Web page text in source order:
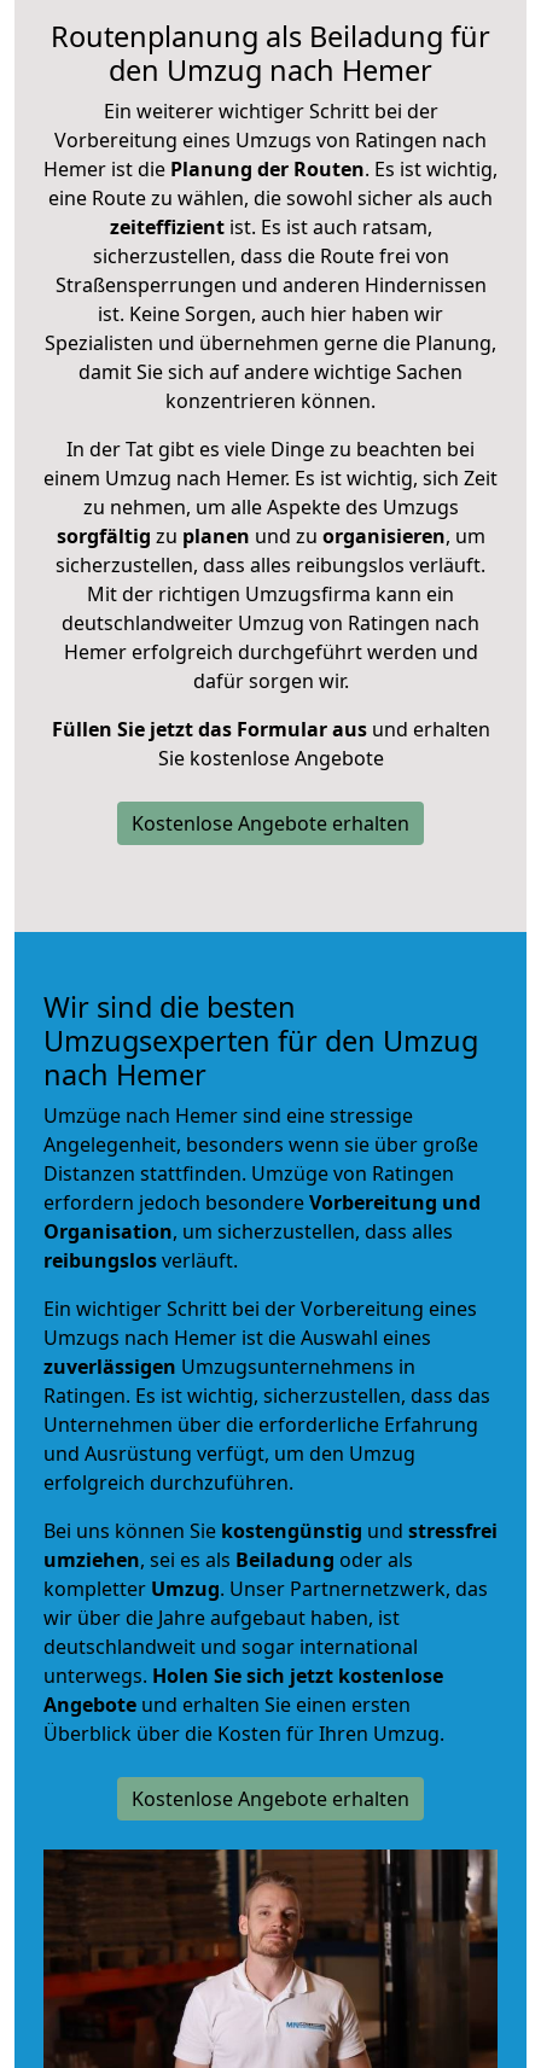
Routenplanung als Beiladung für
den Umzug nach Hemer
Ein weiterer wichtiger Schritt bei der
Vorbereitung eines Umzugs von Ratingen nach
Hemer ist die Planung der Routen. Es ist wichtig,
eine Route zu wählen, die sowohl sicher als auch
zeiteffizientist. Es ist auch ratsam,
sicherzustellen, dass die Route frei von
Straßensperrungen und anderen Hindernissen
ist. Keine Sorgen, auch hier haben wir
Spezialisten und übernehmen gerne die Planung,
damit Sie sich auf andere wichtige Sachen
konzentrieren können.
In der Tat gibt es viele Dinge zu beachten bei
einem Umzug nach Hemer. Es ist wichtig, sich Zeit
zu nehmen, um alle Aspekte des Umzugs
sorgfältig zu planen und zu organisieren, um
sicherzustellen, dass alles reibungslos verläuft.
Mit der richtigen Umzugsfirma kann ein
deutschlandweiter Umzug von Ratingen nach
Hemer erfolgreich durchgeführt werden und
dafür sorgen wir.
Füllen Sie jetzt das Formular ausund erhalten
Sie kostenlose Angebote
Kostenlose Angebote erhalten
Wir sind die besten
Umzugsexperten für den Umzug
nach Hemer
Umzüge nach Hemer sind eine stressige
Angelegenheit, besonders wenn sie über große
Distanzen stattfinden. Umzüge von Ratingen
erfordern jedoch besondereVorbereitung und
Organisation, um sicherzustellen, dass alles
reibungslosverläuft.
Ein wichtiger Schritt bei der Vorbereitung eines
Umzugs nach Hemer ist die Auswahl eines
zuverlässigen Umzugsunternehmens in
Ratingen. Es ist wichtig, sicherzustellen, dass das
Unternehmen über die erforderliche Erfahrung
und Ausrüstung verfügt, um den Umzug
erfolgreich durchzuführen.
Bei uns können Sie kostengünstig und stressfrei
umziehen, sei es als Beiladung oder als
kompletter Umzug. Unser Partnernetzwerk, das
wir über die Jahre aufgebaut haben, ist
deutschlandweit und sogar international
unterwegs. Holen Sie sich jetzt kostenlose
Angebote und erhalten Sie einen ersten
Überblick über die Kosten für Ihren Umzug.
Kostenlose Angebote erhalten